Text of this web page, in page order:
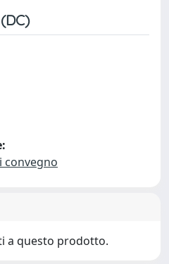
convegno
a questo prodotto.